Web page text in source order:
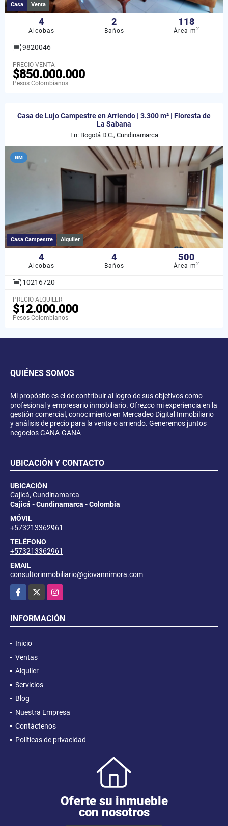
Casa Venta
4
Alcobas
2
Baños
118
Área m2
9820046
PRECIO VENTA
$850.000.000
Pesos Colombianos
Casa de Lujo Campestre en Arriendo | 3.300 m² | Floresta de
La Sabana
En: Bogotá D.C., Cundinamarca
GM
Casa Campestre Alquiler
4
Alcobas
4
Baños
500
Área m2
10216720
PRECIO ALQUILER
$12.000.000
Pesos Colombianos
QUIÉNES SOMOS
Mi propósito es el de contribuir al logro de sus objetivos como
profesional y empresario inmobiliario. Ofrezco mi experiencia en la
gestión comercial, conocimiento en Mercadeo Digital Inmobiliario
y análisis de precio para la venta o arriendo. Generemos juntos
negocios GANA-GANA
UBICACIÓN Y CONTACTO
UBICACIÓN
Cajicá, Cundinamarca
Cajicá - Cundinamarca - Colombia
MÓVIL
+573213362961
TELÉFONO
+573213362961
EMAIL
consultorinmobiliario@giovannimora.com
Facebook
Instagram
INFORMACIÓN
Inicio
Ventas
Alquiler
Servicios
Blog
Nuestra Empresa
Contáctenos
Políticas de privacidad
Oferte su inmueble
con nosotros